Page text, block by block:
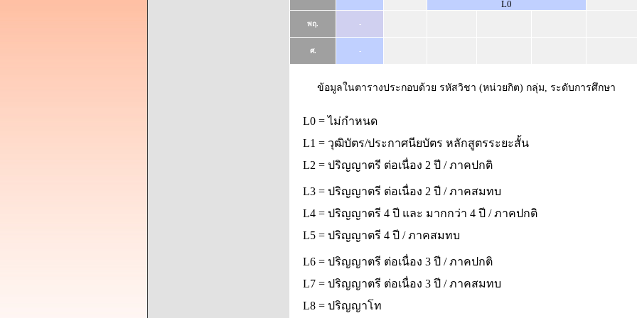
L0
พฤ. -
ศ. -
ข้อมูลในตารางประกอบด้วย รหัสวิชา (หน่วยกิต) กลุ่ม, ระดับการศึกษา
L0 = ไม่กำหนด
L1 = วุฒิบัตร/ประกาศนียบัตร หลักสูตรระยะสั้น
L2 = ปริญญาตรี ต่อเนื่อง 2 ปี / ภาคปกติ
L3 = ปริญญาตรี ต่อเนื่อง 2 ปี / ภาคสมทบ
L4 = ปริญญาตรี 4 ปี และ มากกว่า 4 ปี / ภาคปกติ
L5 = ปริญญาตรี 4 ปี / ภาคสมทบ
L6 = ปริญญาตรี ต่อเนื่อง 3 ปี / ภาคปกติ
L7 = ปริญญาตรี ต่อเนื่อง 3 ปี / ภาคสมทบ
L8 = ปริญญาโท